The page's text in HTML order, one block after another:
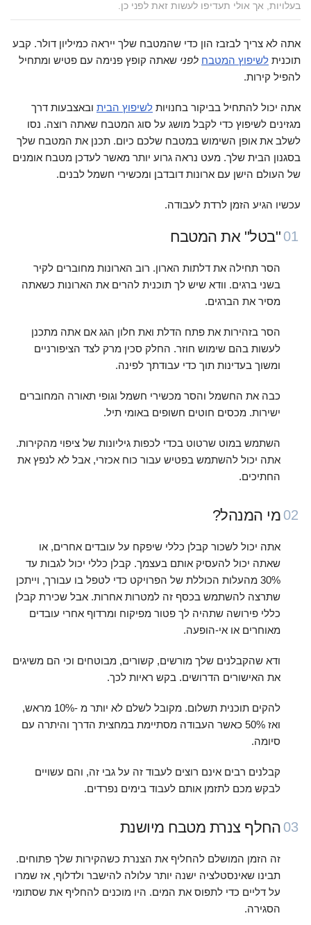
בעלויות, אך אולי תעדיפו לעשות זאת לפני כן.
אתה לא צריך לבזבז הון כדי שהמטבח שלך ייראה כמיליון דולר. קבע
תוכנית לשיפוץ המטבח לפני שאתה קופץ פנימה עם פטיש ומתחיל
להפיל קירות.
אתה יכול להתחיל בביקור בחנויות לשיפוץ הבית ובאצבעות דרך
מגזינים לשיפוץ כדי לקבל מושג על סוג המטבח שאתה רוצה. נסו
לשלב את אופן השימוש במטבח שלכם כיום. תכנן את המטבח שלך
בסגנון הבית שלך. מעט נראה גרוע יותר מאשר לעדכן מטבח אומנים
של העולם הישן עם ארונות דובדבן ומכשירי חשמל לבנים.
עכשיו הגיע הזמן לרדת לעבודה.
01 "בטל" את המטבח
הסר תחילה את דלתות הארון. רוב הארונות מחוברים לקיר
בשני ברגים. וודא שיש לך תוכנית להרים את הארונות כשאתה
מסיר את הברגים.
הסר בזהירות את פתח הדלת ואת חלון הגג אם אתה מתכנן
לעשות בהם שימוש חוזר. החלק סכין מרק לצד הציפורניים
ומשוך בעדינות תוך כדי עבודתך לפינה.
כבה את החשמל והסר מכשירי חשמל וגופי תאורה המחוברים
ישירות. מכסים חוטים חשופים באומי תיל.
השתמש במוט שרטוט בכדי לכפות גיליונות של ציפוי מהקירות.
אתה יכול להשתמש בפטיש עבור כוח אכזרי, אבל לא לנפץ את
החתיכים.
02 מי המנהל?
אתה יכול לשכור קבלן כללי שיפקח על עובדים אחרים, או
שאתה יכול להעסיק אותם בעצמך. קבלן כללי יכול לגבות עד
30% מהעלות הכוללת של הפרויקט כדי לטפל בו עבורך, וייתכן
שתרצה להשתמש בכסף זה למטרות אחרות. אבל שכירת קבלן
כללי פירושה שתהיה לך פטור מפיקוח ומרדוף אחרי עובדים
מאוחרים או אי-הופעה.
ודא שהקבלנים שלך מורשים, קשורים, מבוטחים וכי הם משיגים
את האישורים הדרושים. בקש ראיות לכך.
להקים תוכנית תשלום. מקובל לשלם לא יותר מ -10% מראש,
ואז 50% כאשר העבודה מסתיימת במחצית הדרך והיתרה עם
סיומה.
קבלנים רבים אינם רוצים לעבוד זה על גבי זה, והם עשויים
לבקש מכם לתזמן אותם לעבוד בימים נפרדים.
03 החלף צנרת מטבח מיושנת
זה הזמן המושלם להחליף את הצנרת כשהקירות שלך פתוחים.
תבינו שאינסטלציה ישנה יותר עלולה להישבר ולדלוף, אז שמרו
על דליים כדי לתפוס את המים. היו מוכנים להחליף את שסתומי
הסגירה.